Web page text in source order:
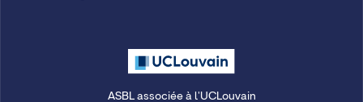
ASBL associée à l'UCLouvain